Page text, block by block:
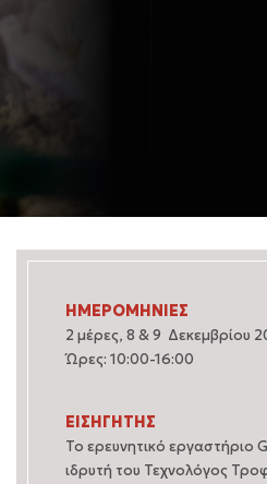
ΗΜΕΡΟΜΗΝΙΕΣ
2 μέρες, 8 & 9 Δεκεμβρίου
Ώρες: 10:00-16:00
ΕΙΣΗΓΗΤΗΣ
Το ερευνητικό εργαστήριο
ιδρυτή του Τεχνολόγος